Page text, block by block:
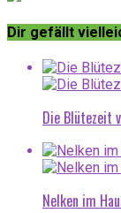
Dir gefällt
Die Blütezeit
Nelken im